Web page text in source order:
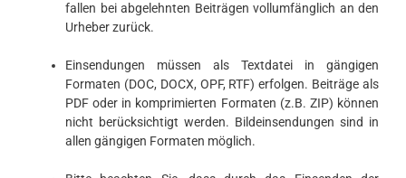
fallen bei abgelehnten Beiträgen vollumfänglich an den
Urheber zurück.
Einsendungen müssen als Textdatei in gängigen
Formaten (DOC, DOCX, OPF, RTF) erfolgen. Beiträge als
PDF oder in komprimierten Formaten (z.B. ZIP) können
nicht berücksichtigt werden. Bildeinsendungen sind in
allen gängigen Formaten möglich.